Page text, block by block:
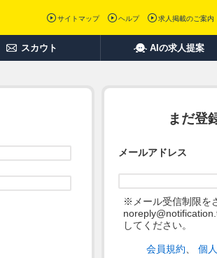
サイトマップ ヘルプ 求人掲載のご案内
スカウト AIの求人提案
まだ登
メールアドレス
※メール受信制限を
してください。
会員規約 個